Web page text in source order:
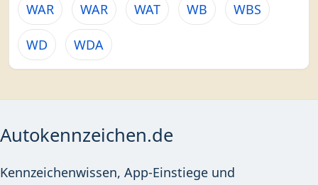
WAR WAR WAT WB WBS
WD WDA
Autokennzeichen.de
Kennzeichenwissen, App-Einstiege und